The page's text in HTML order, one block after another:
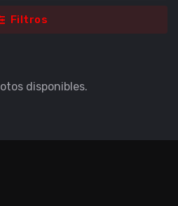
Filtros
disponibles.